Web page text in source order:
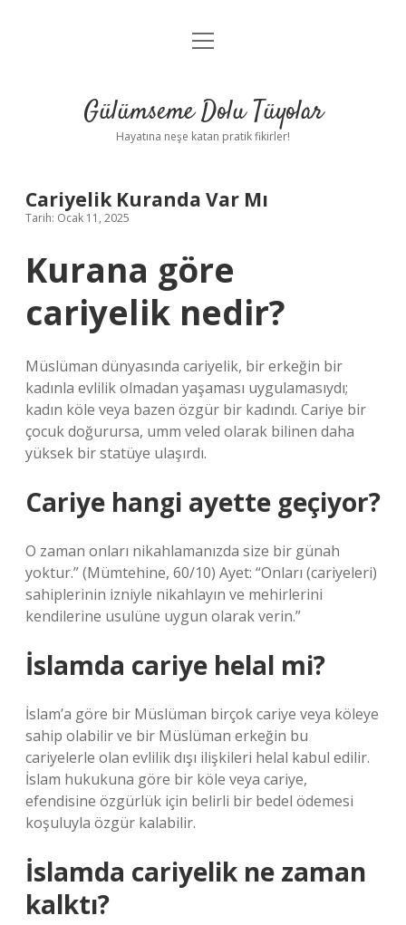
Anasayfa
Yasal Uyarı
menüyü
Gülümseme Dolu Tüyolar
Hayatına neşe katan pratik fikirler!
Cariyelik Kuranda Var Mı
Tarih: Ocak 11, 2025
Kurana göre
cariyelik nedir?
Müslüman dünyasında cariyelik, bir erkeğin bir
kadınla evlilik olmadan yaşaması uygulamasıydı;
kadın köle veya bazen özgür bir kadındı. Cariye bir
çocuk doğurursa, umm veled olarak bilinen daha
yüksek bir statüye ulaşırdı.
Cariye hangi ayette geçiyor?
O zaman onları nikahlamanızda size bir günah
yoktur.” (Mümtehine, 60/10) Ayet: “Onları (cariyeleri)
sahiplerinin izniyle nikahlayın ve mehirlerini
kendilerine usulüne uygun olarak verin.”
İslamda cariye helal mi?
İslam’a göre bir Müslüman birçok cariye veya köleye
sahip olabilir ve bir Müslüman erkeğin bu
cariyelerle olan evlilik dışı ilişkileri helal kabul edilir.
İslam hukukuna göre bir köle veya cariye,
efendisine özgürlük için belirli bir bedel ödemesi
koşuluyla özgür kalabilir.
İslamda cariyelik ne zaman
kalktı?